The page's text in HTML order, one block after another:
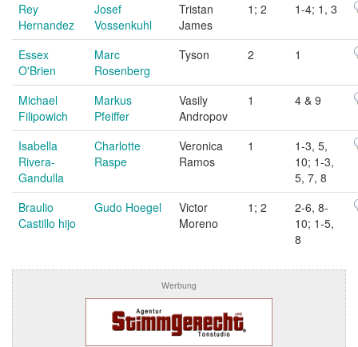
Rey
Hernandez
Josef
Vossenkuhl
Tristan
James
1; 2 1-4; 1, 3
Essex
O'Brien
Marc
Rosenberg
Tyson 2 1
Michael
Filipowich
Markus
Pfeiffer
Vasily
Andropov
1 4 & 9
Isabella
Rivera-
Gandulla
Charlotte
Raspe
Veronica
Ramos
1
1-3, 5,
10; 1-3,
5, 7, 8
Braulio
Castillo hijo
Gudo Hoegel
Victor
Moreno
1; 2
2-6, 8-
10; 1-5,
8
Werbung